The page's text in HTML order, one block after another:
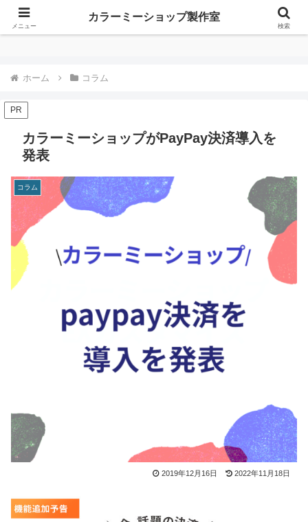
カラーミーショップ製作室
ホーム コラム
PR
カラーミーショップがPayPay決済導入を
発表
コラム
2019年12月16日 2022年11月18日
メニュー
カラーミーショップ製作室
検索